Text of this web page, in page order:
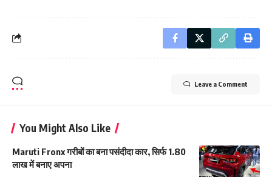
Leave a Comment
You Might Also Like
Maruti Fronx गरीबों का बना पसंदीदा कार, सिर्फ 1.80
लाख में बनाए अपना